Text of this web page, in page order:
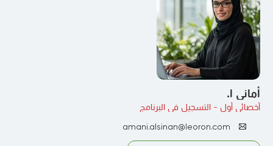
أماني ا.
أخصائي أول - التسجيل في البرنامج
amani.alsinan@leoron.com